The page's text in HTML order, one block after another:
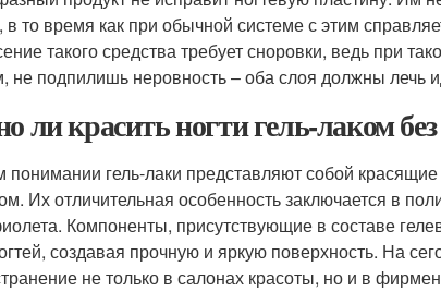
в то время как при обычной системе с этим
такого средства требует сноровки, ведь при
не подпилишь неровность – оба слоя должны лечь
ли красить ногти гель-лаком
гель-лаки представляют собой
Их отличительная особенность заключается в
Компоненты, присутствующие в составе
создавая прочную и яркую поверхность. На
не только в салонах красоты, но и в